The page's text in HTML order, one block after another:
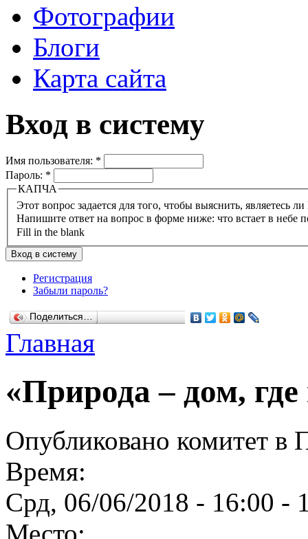
Фотографии
Блоги
Карта сайта
Вход в систему
Имя пользователя: *
Пароль: *
КАПЧА
Напишите ответ на вопрос в форме ниже: что встает в небе
Fill in the blank
Регистрация
Забыли пароль?
Поделиться…
Главная
«Природа – дом,
Опубликовано комитет в
Время:
Срд, 06/06/2018 - 16:00 -